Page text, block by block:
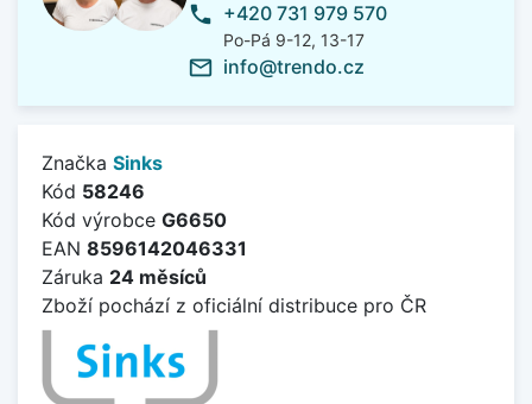
phone +420 731 979 570
Po-Pá 9-12, 13-17
mail_outline info@trendo.cz
Značka Sinks
Kód 58246
Kód výrobce G6650
EAN 8596142046331
Záruka 24 měsíců
Zboží pochází z oficiální distribuce pro ČR